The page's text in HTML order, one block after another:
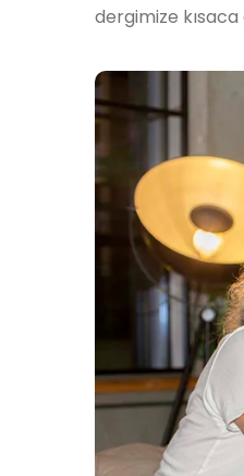
dergimize